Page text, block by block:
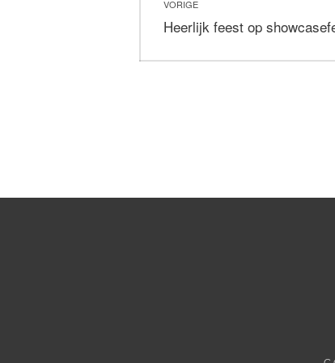
navigatie
VORIGE
Vorig
Heerlijk feest op